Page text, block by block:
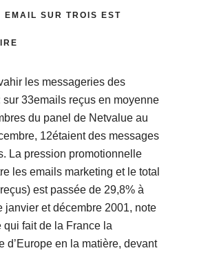
EMAIL SUR TROIS EST
les messageries des
sur 33emails reçus en moyenne
du panel de Netvalue au
12étaient des messages
La pression promotionnelle
les emails marketing et le total
est passée de 29,8% à
janvier et décembre 2001, note
qui fait de la France la
d’Europe en la matière, devant